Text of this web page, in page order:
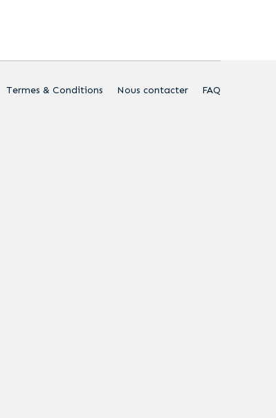
Termes & Conditions Nous contacter FAQ